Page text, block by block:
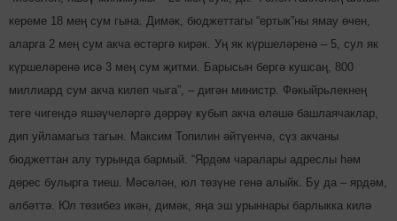
кереме 18 мең сум гына. Димәк, бюджеттагы “ертык”ны ямау өчен,
аларга 2 мең сум акча өстәргә кирәк. Уң як күр­ше­ләренә – 5, сул як
күршелә­ренә исә 3 мең сум җитми. Барысын бергә кушсаң, 800
миллиард сум акча килеп чыга”, – дигән министр. Фә­кыйрьлекнең
теге чигендә яшәүчеләргә дәррәү кубып акча өләшә башлаячаклар,
дип уйламагыз тагын. Максим Топилин әйтүенчә, сүз акчаны
бюджеттан алу турында бармый. “Ярдәм чаралары адреслы һәм
дөрес булырга тиеш. Мәсәлән, юл төзүне генә алыйк. Бу да – ярдәм,
әлбәттә. Юл төзибез икән, димәк, яңа эш урыннары барлыкка килә